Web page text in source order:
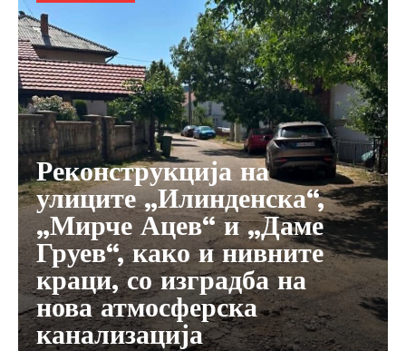
Реконструкција на
улиците „Илинденска“,
„Мирче Ацев“ и „Даме
Груев“, како и нивните
краци, со изградба на
нова атмосферска
канализација